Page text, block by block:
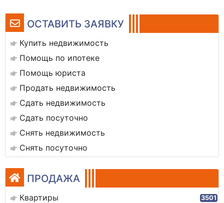
ОСТАВИТЬ ЗАЯВКУ
Купить недвижимость
Помощь по ипотеке
Помощь юриста
Продать недвижимость
Сдать недвижимость
Сдать посуточно
Снять недвижимость
Снять посуточно
ПРОДАЖА
Квартиры 3501